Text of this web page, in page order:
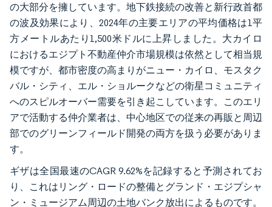
の大部分を擁しています。地下鉄接続の改善と新行政首都
の波及効果により、2024年の主要エリアの平均価格は1平
方メートルあたり1,500米ドルに上昇しました。大カイロ
におけるエジプト不動産仲介市場規模は依然として相当規
模ですが、都市密度の高まりがニュー・カイロ、モスタク
バル・シティ、エル・ショルークなどの衛星コミュニティ
へのスピルオーバー需要を引き起こしています。このエリ
アで活動する仲介業者は、中心地区での従来の再販と周辺
部でのグリーンフィールド開発の両方を扱う必要がありま
す。
ギザは全国最速のCAGR 9.62%を記録すると予測されてお
り、これはリング・ロードの整備とグランド・エジプシャ
ン・ミュージアム周辺の土地バンク放出によるものです。